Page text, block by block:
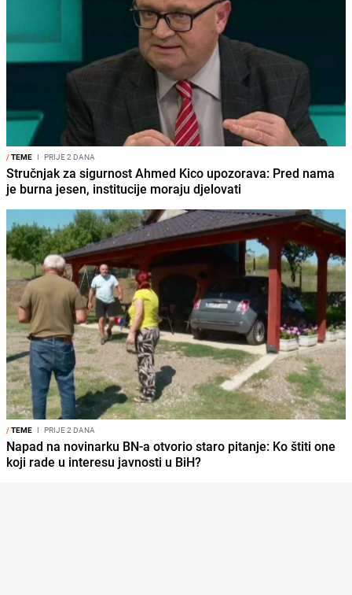
/TEME I PRIJE 2 DANA
Stručnjak za sigurnost Ahmed Kico upozorava: Pred nama
je burna jesen, institucije moraju djelovati
/TEME I PRIJE 2 DANA
Napad na novinarku BN-a otvorio staro pitanje: Ko štiti one
koji rade u interesu javnosti u BiH?